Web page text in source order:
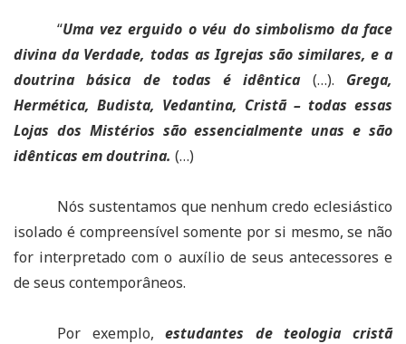
“Uma vez erguido o véu do simbolismo da face
divina da Verdade, todas as Igrejas são similares, e a
doutrina básica de todas é idêntica(…). Grega,
Hermética, Budista, Vedantina, Cristã – todas essas
Lojas dos Mistérios são essencialmente unas e são
idênticas em doutrina. (…)
Nós sustentamos que nenhum credo eclesiástico
isolado é compreensível somente por si mesmo, se não
for interpretado com o auxílio de seus antecessores e
de seus contemporâneos.
Por exemplo,estudantes de teologia cristã